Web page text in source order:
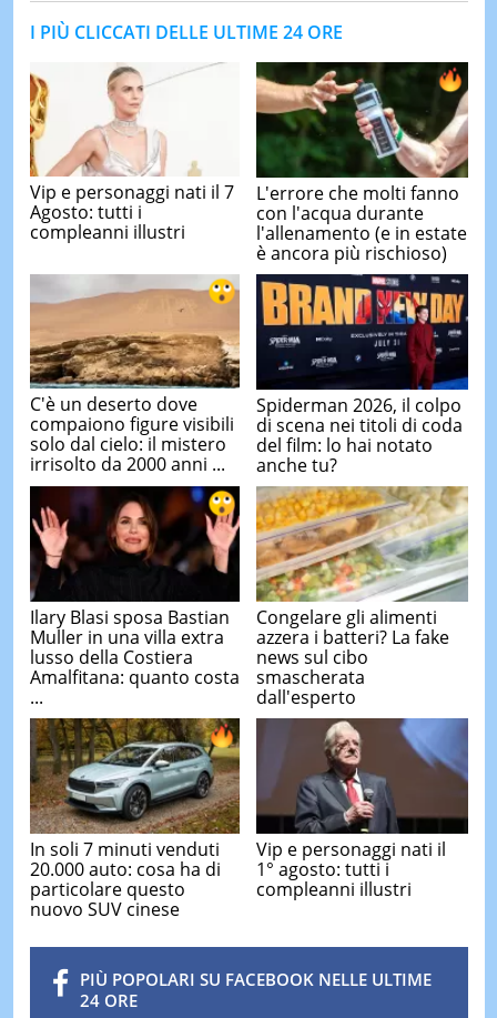
I PIÙ CLICCATI DELLE ULTIME 24 ORE
Vip e personaggi nati il 7
Agosto: tutti i
compleanni illustri
L'errore che molti fanno
con l'acqua durante
l'allenamento (e in estate
è ancora più rischioso)
C'è un deserto dove
compaiono figure visibili
solo dal cielo: il mistero
irrisolto da 2000 anni ...
Spiderman 2026, il colpo
di scena nei titoli di coda
del film: lo hai notato
anche tu?
Ilary Blasi sposa Bastian
Muller in una villa extra
lusso della Costiera
Amalfitana: quanto costa
...
Congelare gli alimenti
azzera i batteri? La fake
news sul cibo
smascherata
dall'esperto
In soli 7 minuti venduti
20.000 auto: cosa ha di
particolare questo
nuovo SUV cinese
Vip e personaggi nati il
1° agosto: tutti i
compleanni illustri
PIÙ POPOLARI SU FACEBOOK NELLE ULTIME
24 ORE